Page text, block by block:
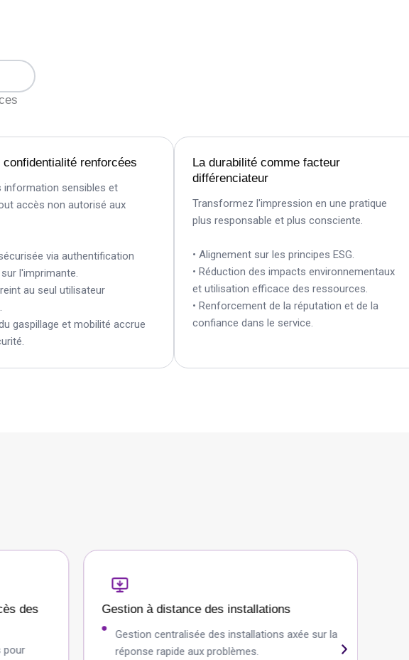
renforcées
sensibles et
non autorisé aux
via authentification
l'imprimante.
au seul utilisateur
et mobilité accrue
La durabilité comme facteur
différenciateur
Transformez l'impression en une pratique
plus responsable et plus consciente.
• Alignement sur les principes ESG.
• Réduction des impacts environnementaux
et utilisation efficace des ressources.
• Renforcement de la réputation et de la
confiance dans le service.
des
pour
Gestion à distance des installations
Gestion centralisée des installations axée sur la
réponse rapide aux problèmes.